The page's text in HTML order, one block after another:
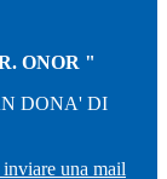
ONOR "
DONA' DI
una mail